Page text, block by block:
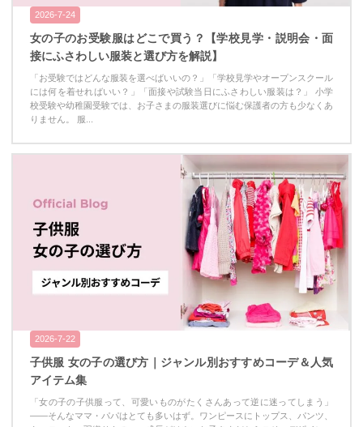
2026-7-24
女の子のお受験服はどこで買う？【学校見学・説明会・面
接にふさわしい服装と選び方を解説】
「お受験ではどんな服装を選べばいいの？」「学校見学やオープンスクール
には何を着せればいい？」「面接や試験当日にふさわしい服装は？」 小学
校受験や幼稚園受験では、お子さまの服装選びに悩む保護者の方も少なくあ
りません。 服...
2026-7-22
子供服 女の子の選び方｜ジャンル別おすすめコーデ＆人気
アイテム集
「女の子の子供服って、可愛いものがたくさんあって逆に迷ってしまう」
——そんなママ・パパはとても多いはず。ワンピースにトップス、パンツ、